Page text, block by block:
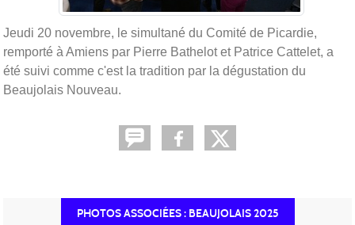
Jeudi 20 novembre, le simultané du Comité de Picardie,
remporté à Amiens par Pierre Bathelot et Patrice Cattelet, a
été suivi comme c'est la tradition par la dégustation du
Beaujolais Nouveau.
PHOTOS ASSOCIÉES : BEAUJOLAIS 2025